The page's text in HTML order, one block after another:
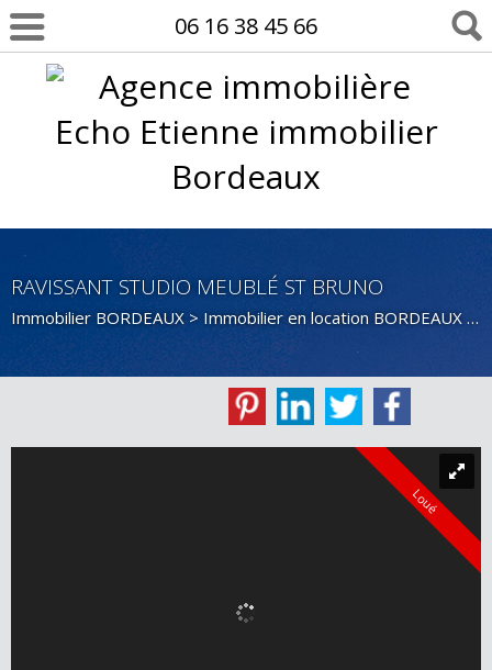
06 16 38 45 66
RAVISSANT STUDIO MEUBLÉ ST BRUNO
Immobilier BORDEAUX > Immobilier en location BORDEAUX >
Loué